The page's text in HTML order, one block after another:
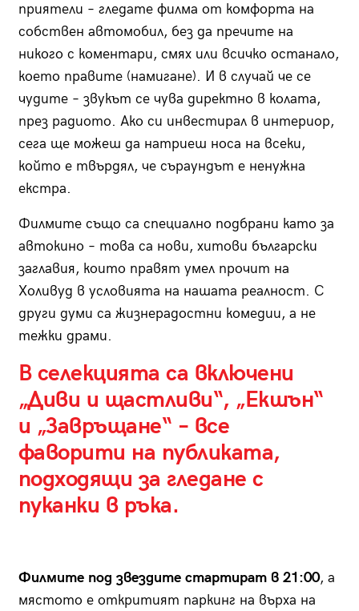
приятели – гледате филма от комфорта на
собствен автомобил, без да пречите на
никого с коментари, смях или всичко останало,
което правите (намигане). И в случай че се
чудите – звукът се чува директно в колата,
през радиото. Ако си инвестирал в интериор,
сега ще можеш да натриеш носа на всеки,
който е твърдял, че съраундът е ненужна
екстра.
Филмите също са специално подбрани като за
автокино – това са нови, хитови български
заглавия, които правят умел прочит на
Холивуд в условията на нашата реалност. С
други думи са жизнерадостни комедии, а не
тежки драми.
В селекцията са включени
„Диви и щастливи“, „Екшън“
и „Завръщане“ – все
фаворити на публиката,
подходящи за гледане с
пуканки в ръка.
Филмите под звездите стартират в 21:00, а
мястото е откритият паркинг на върха на